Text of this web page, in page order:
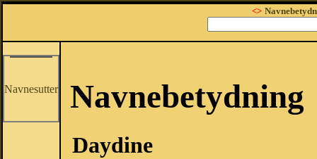
<>
Navnesutter Navnebetydning
Daydine